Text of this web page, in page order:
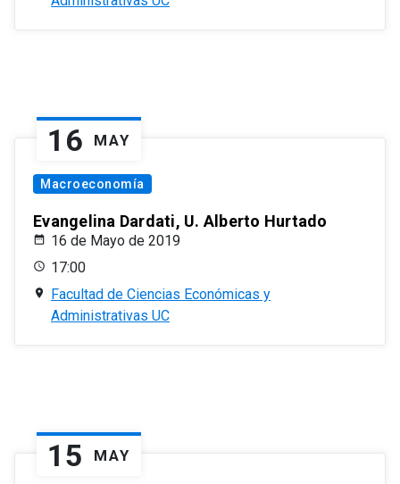
16 MAY
Macroeconomía
Evangelina Dardati, U. Alberto Hurtado
16 de Mayo de 2019
17:00
Facultad de Ciencias Económicas y
Administrativas UC
15 MAY